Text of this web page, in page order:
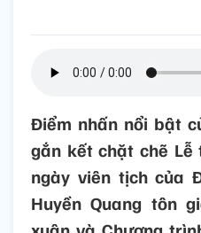
Điểm nhấn nổi bật
gắn kết chặt chẽ Lễ
ngày viên tịch của
Huyền Quang tôn